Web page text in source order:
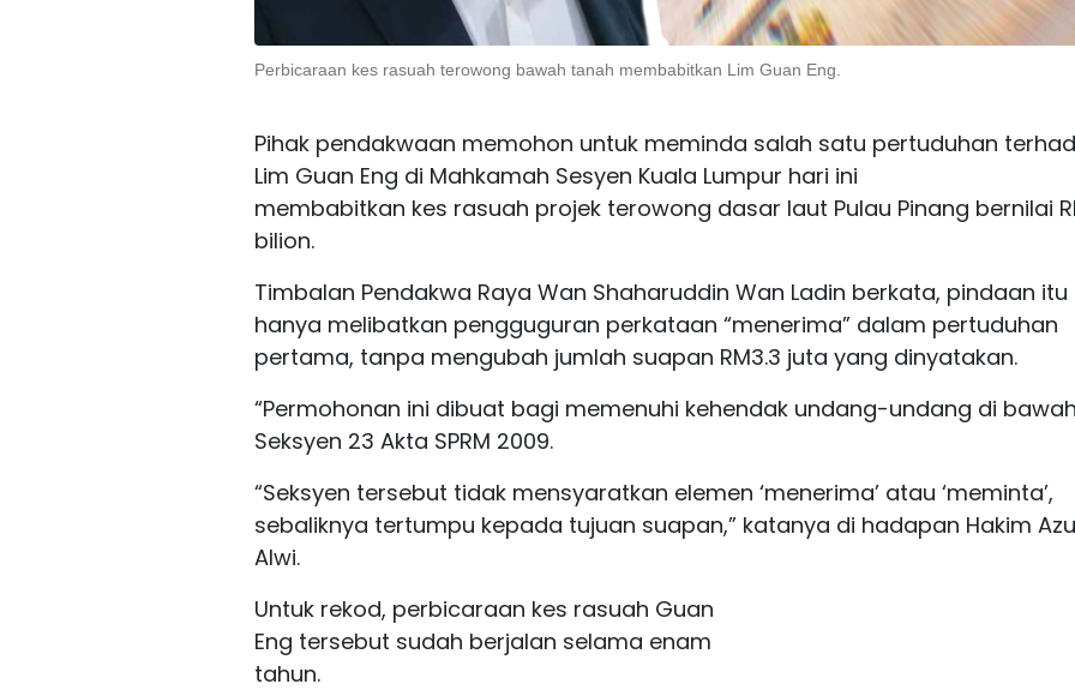
Perbicaraan kes rasuah terowong bawah tanah membabitkan Lim Guan Eng.
Pihak pendakwaan memohon untuk meminda salah satu pertuduhan
Lim Guan Eng di Mahkamah Sesyen Kuala Lumpur hari ini
membabitkan kes rasuah projek terowong dasar laut Pulau Pinang bernilai
bilion.
Timbalan Pendakwa Raya Wan Shaharuddin Wan Ladin berkata, pindaan itu
hanya melibatkan pengguguran perkataan “menerima” dalam pertuduhan
pertama, tanpa mengubah jumlah suapan RM3.3 juta yang dinyatakan.
“Permohonan ini dibuat bagi memenuhi kehendak undang-undang di bawah
Seksyen 23 Akta SPRM 2009.
“Seksyen tersebut tidak mensyaratkan elemen ‘menerima’ atau ‘meminta’,
sebaliknya tertumpu kepada tujuan suapan,” katanya di hadapan Hakim
Alwi.
Untuk rekod, perbicaraan kes rasuah Guan
Eng tersebut sudah berjalan selama enam
tahun.